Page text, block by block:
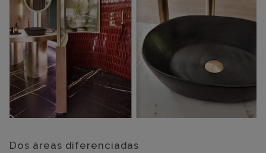
Dos áreas diferenciadas